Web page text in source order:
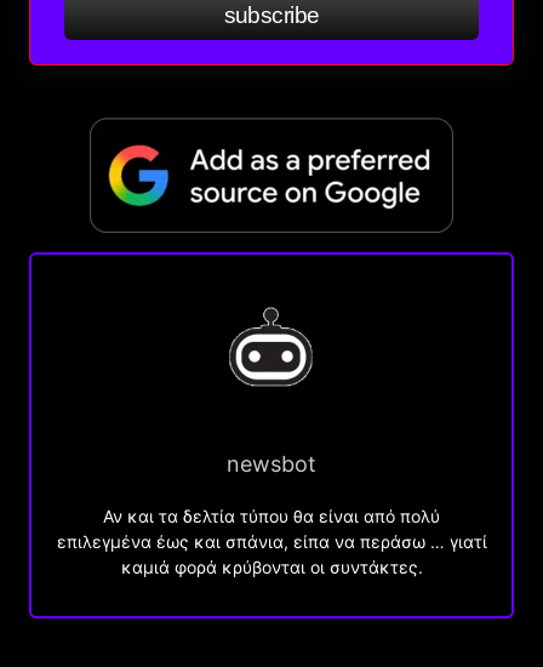
subscribe
newsbot
Αν και τα δελτία τύπου θα είναι από πολύ
επιλεγμένα έως και σπάνια, είπα να περάσω … γιατί
καμιά φορά κρύβονται οι συντάκτες.